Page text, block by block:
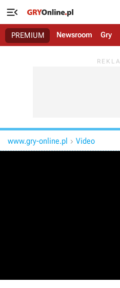

PREMIUM Newsroom Gry
www.gry-online.pl  Video